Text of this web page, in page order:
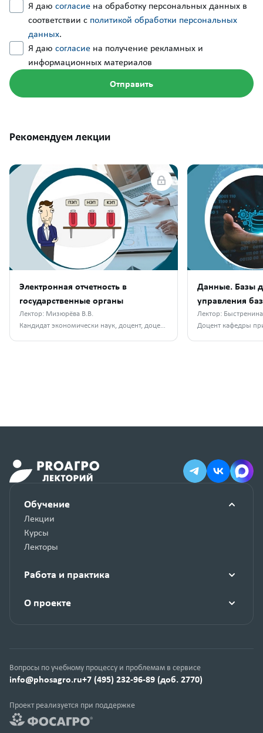
Я даю согласие на обработку персональных данных в
соответствии с политикой обработки персональных
данных.
Я даю согласие на получение рекламных и
информационных материалов
Рекомендуем лекции
Электронная отчетность в
государственные органы
Лектор: Мизюрёва В.В.
Кандидат экономически наук, доцент, доцент кафедры бухгалтерского учета, финансов и налогообложения РГАУ-МСХА им. К. А. Тимирязева
Данные. Базы
управления
Лектор:
Обучение
Лекции
Курсы
Лекторы
Работа и практика
О проекте
Вопросы по учебному процессу и проблемам в сервисе
info@phosagro.ru+7 (495) 232-96-89 (доб. 2770)
Проект реализуется при поддержке